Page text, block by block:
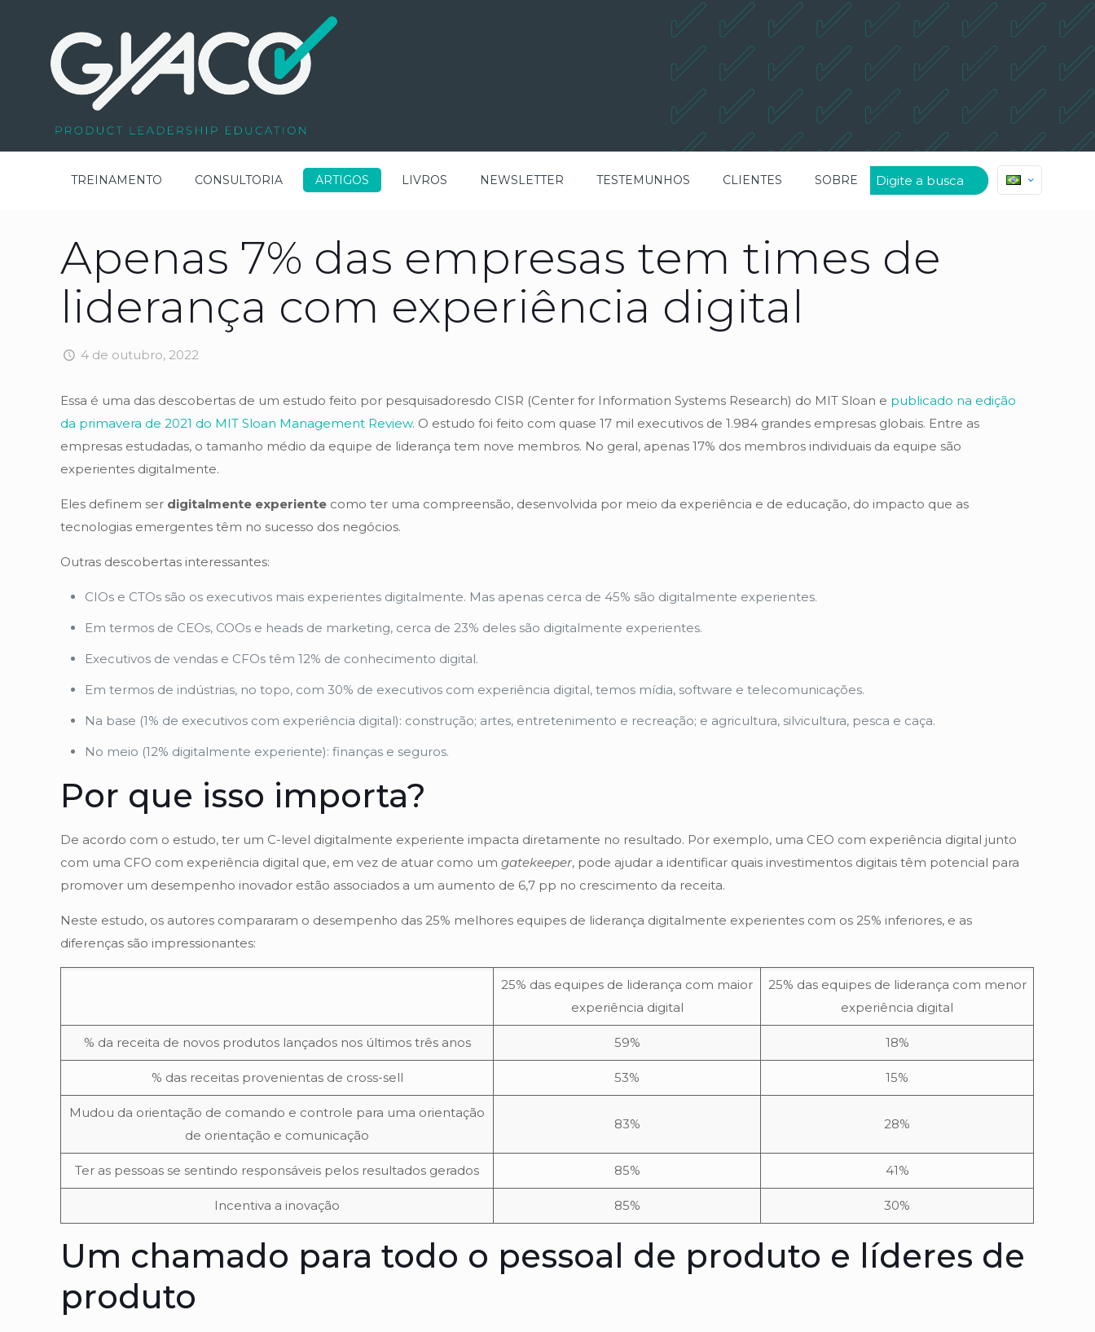
TREINAMENTO CONSULTORIA ARTIGOS LIVROS NEWSLETTER TESTEMUNHOS CLIENTES SOBRE
Apenas 7% das empresas tem times de
liderança com experiência digital
4 de outubro, 2022
Essa é uma das descobertas de um estudo feito por pesquisadoresdo CISR (Center for Information Systems Research) do MIT Sloan e publicado na edição
da primavera de 2021 do MIT Sloan Management Review. O estudo foi feito com quase 17 mil executivos de 1.984 grandes empresas globais. Entre as
empresas estudadas, o tamanho médio da equipe de liderança tem nove membros. No geral, apenas 17% dos membros individuais da equipe são
experientes digitalmente.
Eles definem ser digitalmente experiente como ter uma compreensão, desenvolvida por meio da experiência e de educação, do impacto que as
tecnologias emergentes têm no sucesso dos negócios.
Outras descobertas interessantes:
CIOs e CTOs são os executivos mais experientes digitalmente. Mas apenas cerca de 45% são digitalmente experientes.
Em termos de CEOs, COOs e heads de marketing, cerca de 23% deles são digitalmente experientes.
Executivos de vendas e CFOs têm 12% de conhecimento digital.
Em termos de indústrias, no topo, com 30% de executivos com experiência digital, temos mídia, software e telecomunicações.
Na base (1% de executivos com experiência digital): construção; artes, entretenimento e recreação; e agricultura, silvicultura, pesca e caça.
No meio (12% digitalmente experiente): finanças e seguros.
Por que isso importa?
De acordo com o estudo, ter um C-level digitalmente experiente impacta diretamente no resultado. Por exemplo, uma CEO com experiência digital junto
com uma CFO com experiência digital que, em vez de atuar como umgatekeeper, pode ajudar a identificar quais investimentos digitais têm potencial para
promover um desempenho inovador estão associados a um aumento de 6,7 pp no ​​crescimento da receita.
Neste estudo, os autores compararam o desempenho das 25% melhores equipes de liderança digitalmente experientes com os 25% inferiores, e as
diferenças são impressionantes:
25% das equipes de liderança com maior
experiência digital
25% das equipes de liderança com menor
experiência digital
% da receita de novos produtos lançados nos últimos três anos 59% 18%
% das receitas provenientas de cross-sell 53% 15%
Mudou da orientação de comando e controle para uma orientação
de orientação e comunicação
83% 28%
Ter as pessoas se sentindo responsáveis pelos resultados gerados 85% 41%
Incentiva a inovação 85% 30%
Um chamado para todo o pessoal de produto e líderes de
produto